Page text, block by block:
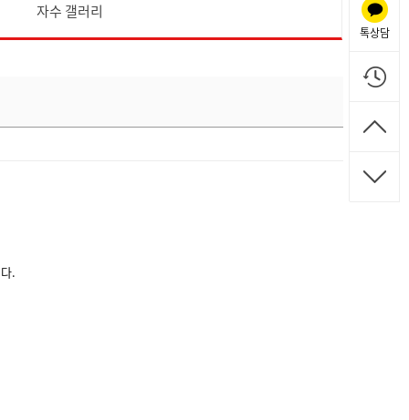
자수 갤러리
.
톡상담